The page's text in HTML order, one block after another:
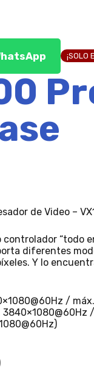
¡SOLO
de Video –
controlador
diferentes
Y lo
/